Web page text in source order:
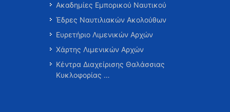
Ακαδημίες Εμπορικού Ναυτικού
Έδρες Ναυτιλιακών Ακολούθων
Ευρετήριο Λιμενικών Αρχών
Χάρτης Λιμενικών Αρχών
Κέντρα Διαχείρισης Θαλάσσιας
Κυκλοφορίας …